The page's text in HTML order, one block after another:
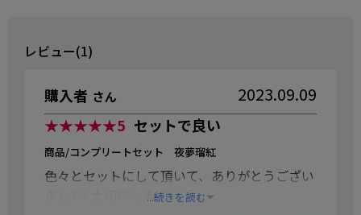
レビュー(1)
購入者 さん 2023.09.09
★★★★★5 セットで良い
商品/コンプリートセット 夜夢瑠紅
色々とセットにして頂いて、ありがとうござい
ました! 大切にします。
...続きを読む